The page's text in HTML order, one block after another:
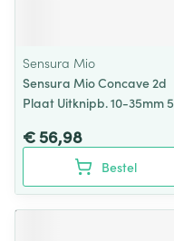
Sensura Mio
Sensura Mio Concave 2d
Plaat Uitknipb. 10-35mm 5
€ 56,98
Bestel